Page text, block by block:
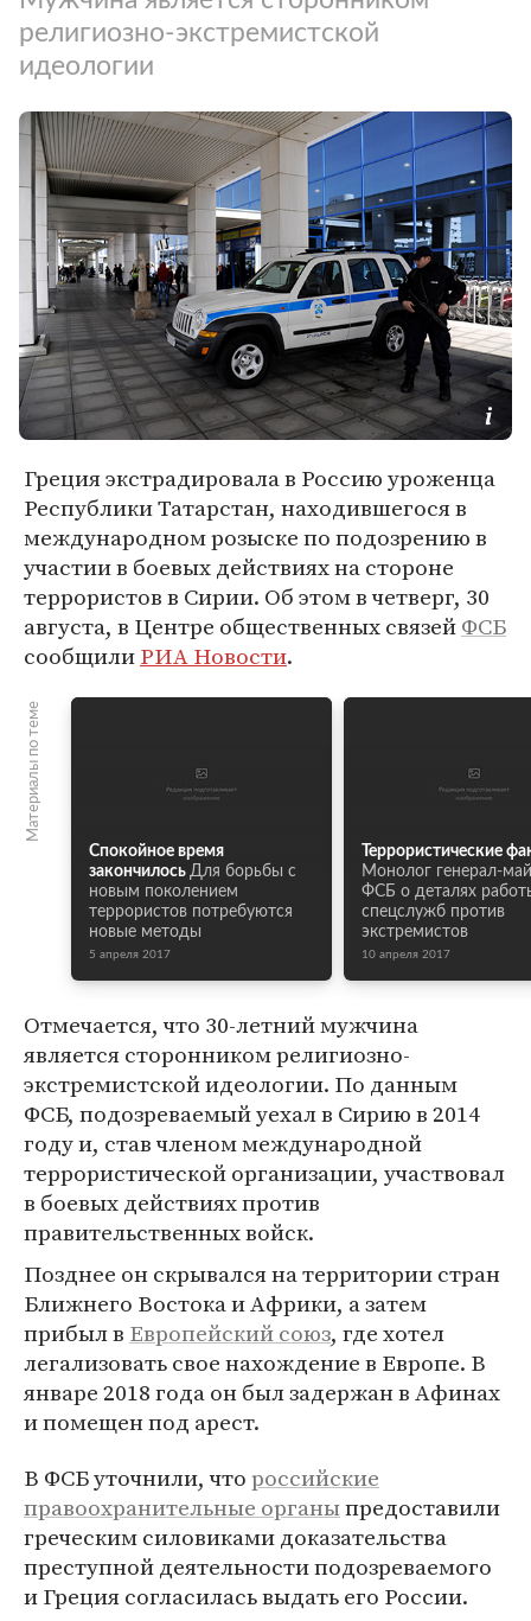
религиозно-экстремистской
идеологии
Греция экстрадировала в Россию уроженца
Республики Татарстан, находившегося в
международном розыске по подозрению в
участии в боевых действиях на стороне
террористов в Сирии. Об этом в четверг, 30
августа, в Центре общественных связейФСБ
сообщилиРИА Новости.
Материалы по теме
Спокойное время
закончилось Для борьбы с
новым поколением
террористов потребуются
новые методы
5 апреля 2017
Террористические
Монолог генерал-
ФСБ о деталях
спецслужб против
экстремистов
10 апреля 2017
Отмечается, что 30-летний мужчина
является сторонником религиозно-
экстремистской идеологии. По данным
ФСБ, подозреваемый уехал в Сирию в 2014
году и, став членом международной
террористической организации, участвовал
в боевых действиях против
правительственных войск.
Позднее он скрывался на территории стран
Ближнего Востока и Африки, а затем
прибыл в Европейский союз, где хотел
легализовать свое нахождение в Европе. В
январе 2018 года он был задержан в Афинах
и помещен под арест.
В ФСБ уточнили, чтороссийские
правоохранительные органыпредоставили
греческим силовиками доказательства
преступной деятельности подозреваемого
и Греция согласилась выдать его России.